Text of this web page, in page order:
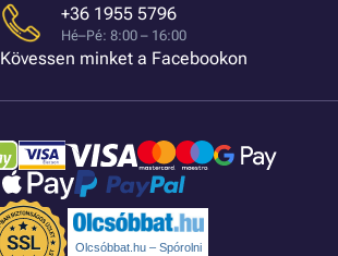
+36 1955 5796
Hé–Pé: 8:00 – 16:00
Kövessen minket a Facebookon
Olcsóbbat.hu – Spórolni